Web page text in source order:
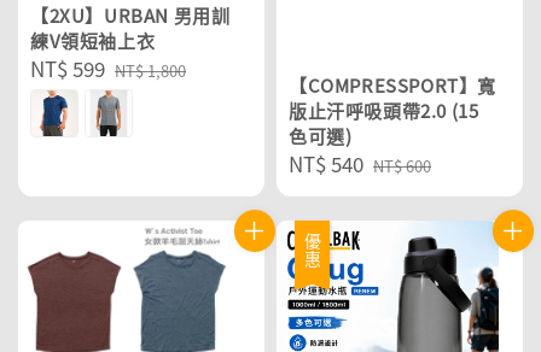
【2XU】URBAN 男用訓
練V領短袖上衣
Sale
price
NT$ 599 Regular
price
NT$ 1,800
【COMPRESSPORT】寬
版止汗呼吸頭帶2.0 (15
色可選)
Sale
price
NT$ 540 Regular
price
NT$ 600
優惠